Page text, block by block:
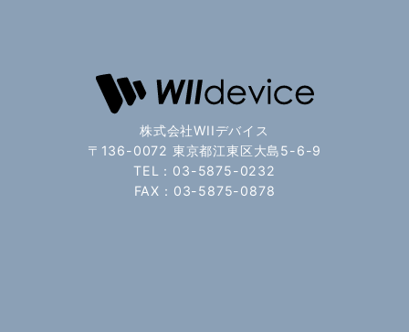
株式会社WIIデバイス
〒136-0072 東京都江東区大島5-6-9
TEL：03-5875-0232
FAX：03-5875-0878